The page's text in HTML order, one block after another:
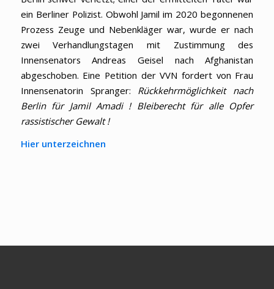
ein Berliner Polizist. Obwohl Jamil im 2020 begonnenen
Prozess Zeuge und Nebenkläger war, wurde er nach
zwei Verhandlungstagen mit Zustimmung des
Innensenators Andreas Geisel nach Afghanistan
abgeschoben. Eine Petition der VVN fordert von Frau
Innensenatorin Spranger: Rückkehrmöglichkeit nach
Berlin für Jamil Amadi ! Bleiberecht für alle Opfer
rassistischer Gewalt !
Hier unterzeichnen